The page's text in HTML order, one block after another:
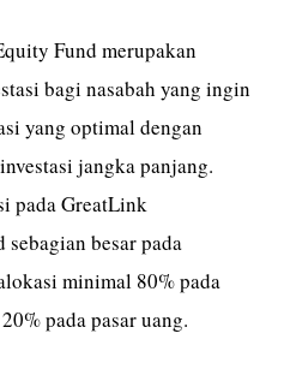
Fund merupakan
bagi nasabah yang ingin
yang optimal dengan
jangka panjang.
pada GreatLink
besar pada
minimal 80% pada
pada pasar uang.